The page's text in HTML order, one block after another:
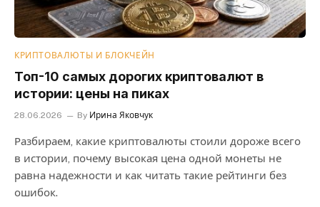
КРИПТОВАЛЮТЫ И БЛОКЧЕЙН
Топ-10 самых дорогих криптовалют в
истории: цены на пиках
28.06.2026 By Ирина Яковчук
Разбираем, какие криптовалюты стоили дороже всего
в истории, почему высокая цена одной монеты не
равна надежности и как читать такие рейтинги без
ошибок.